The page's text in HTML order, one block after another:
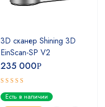
3D сканер Shining 3D
EinScan-SP V2
235 000Р
Оценка
5.00из 5
Есть в наличии